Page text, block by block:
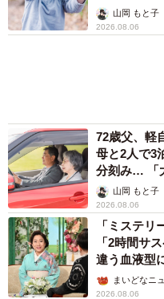
出し…山岡 もと子
2026.08.06
72歳父、軽
母と2人で3
分刻み… 「
山岡 もと子
2026.08.06
「ミステ
「2時間サ
違う血液型
屋】まいどなニ
2026.08.06